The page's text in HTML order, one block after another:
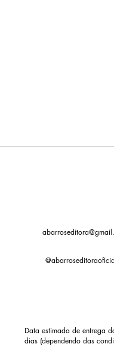
Data estimada de entrega
dias (dependendo das